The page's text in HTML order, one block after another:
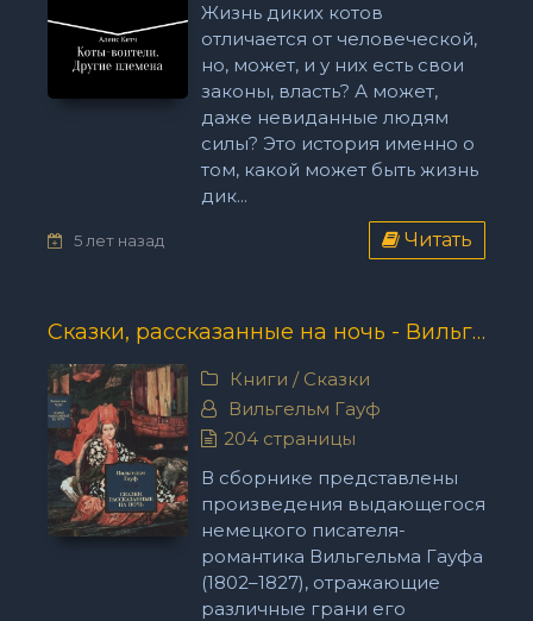
Жизнь диких котов
отличается от человеческой,
но, может, и у них есть свои
законы, власть? А может,
даже невиданные людям
силы? Это история именно о
том, какой может быть жизнь
дик...
5 лет назад Читать
Сказки, рассказанные на ночь - Вильгельм Гауф
Книги / Сказки
Вильгельм Гауф
204 страницы
В сборнике представлены
произведения выдающегося
немецкого писателя-
романтика Вильгельма Гауфа
(1802–1827), отражающие
различные грани его